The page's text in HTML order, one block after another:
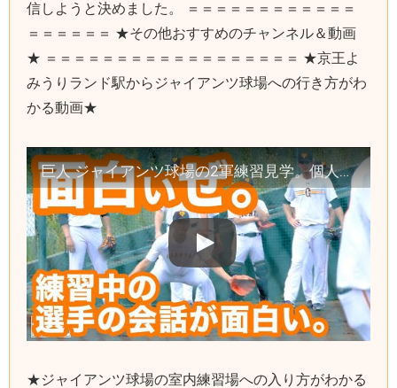
信しようと決めました。 ＝＝＝＝＝＝＝＝＝＝＝＝
＝＝＝＝＝＝ ★その他おすすめのチャンネル＆動画
★ ＝＝＝＝＝＝＝＝＝＝＝＝＝＝＝＝＝＝ ★京王よ
みうりランド駅からジャイアンツ球場への行き方がわ
かる動画★
巨人 ジャイアンツ球場の2軍練習見学。個人的にキャッチャー練習が面白い【巨人二軍】
★ジャイアンツ球場の室内練習場への入り方がわかる